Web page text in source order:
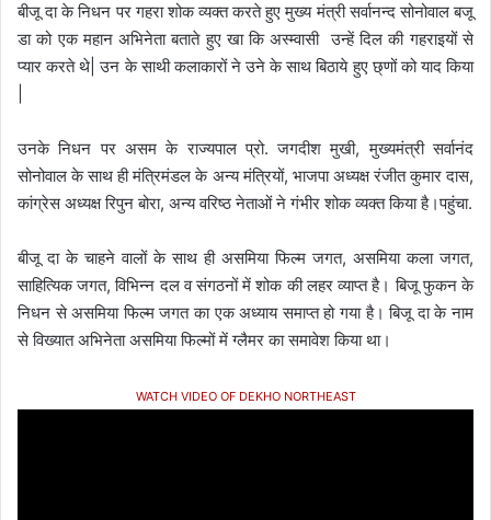
बीजू दा के निधन पर गहरा शोक व्यक्त करते हुए मुख्य मंत्री सर्वानन्द सोनोवाल बजू
डा को एक महान अभिनेता बताते हुए खा कि अस्म्वासी उन्हें दिल की गहराइयों से
प्यार करते थे| उन के साथी कलाकारों ने उने के साथ बिठाये हुए छ्णों को याद किया
उनके निधन पर असम के राज्यपाल प्रो. जगदीश मुखी, मुख्यमंत्री सर्वानंद
सोनोवाल के साथ ही मंत्रिमंडल के अन्य मंत्रियों, भाजपा अध्यक्ष रंजीत कुमार दास,
कांग्रेस अध्यक्ष रिपुन बोरा, अन्य वरिष्ठ नेताओं ने गंभीर शोक व्यक्त किया है।पहुंचा.
बीजू दा के चाहने वालों के साथ ही असमिया फिल्म जगत, असमिया कला जगत,
साहित्यिक जगत, विभिन्न दल व संगठनों में शोक की लहर व्याप्त है। बिजू फुकन के
निधन से असमिया फिल्म जगत का एक अध्याय समाप्त हो गया है। बिजू दा के नाम
से विख्यात अभिनेता असमिया फिल्मों में ग्लैमर का समावेश किया था।
WATCH VIDEO OF DEKHO NORTHEAST